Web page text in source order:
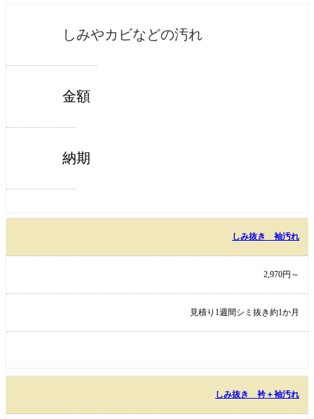
しみやカビなどの汚れ
金額
納期
しみ抜き 袖汚れ
2,970円～
見積り1週間シミ抜き約1か月
しみ抜き 衿＋袖汚れ